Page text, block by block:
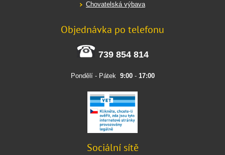
Chovatelská výbava
Objednávka po telefonu
739 854 814
Pondělí - Pátek 9:00- 17:00
Sociální sítě